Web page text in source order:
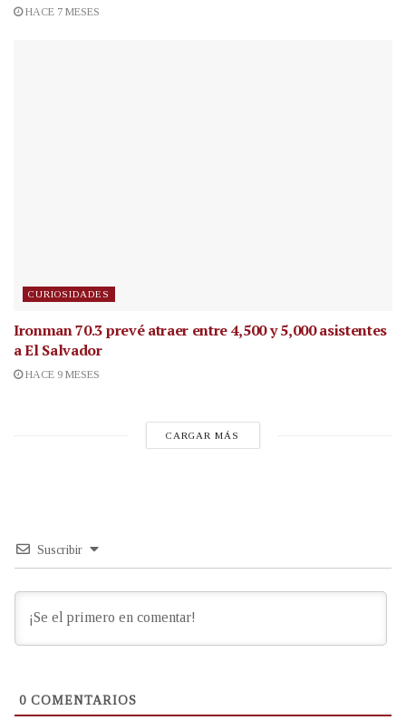
HACE 7 MESES
CURIOSIDADES
Ironman 70.3 prevé atraer entre 4,500 y 5,000 asistentes
a El Salvador
HACE 9 MESES
CARGAR MÁS
Suscribir
0 COMENTARIOS